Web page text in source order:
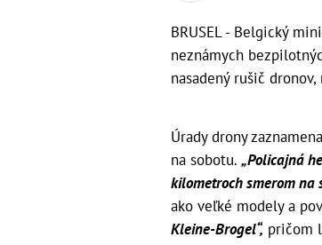
BRUSEL - Belgický
neznámych
nasadený rušič
Úrady drony
na sobotu. „Policajná
kilometroch smerom na
ako veľké modely a
Kleine-Brogel“, pričom